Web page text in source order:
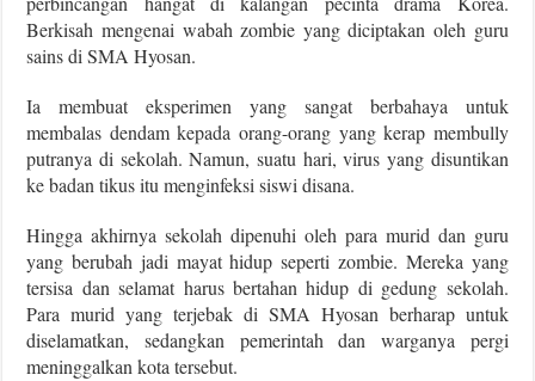
Berkisah mengenai wabah zombie yang diciptakan oleh guru
sains di SMA Hyosan.
Ia membuat eksperimen yang sangat berbahaya untuk
membalas dendam kepada orang-orang yang kerap membully
putranya di sekolah. Namun, suatu hari, virus yang disuntikan
ke badan tikus itu menginfeksi siswi disana.
Hingga akhirnya sekolah dipenuhi oleh para murid dan guru
yang berubah jadi mayat hidup seperti zombie. Mereka yang
tersisa dan selamat harus bertahan hidup di gedung sekolah.
Para murid yang terjebak di SMA Hyosan berharap untuk
diselamatkan, sedangkan pemerintah dan warganya pergi
meninggalkan kota tersebut.